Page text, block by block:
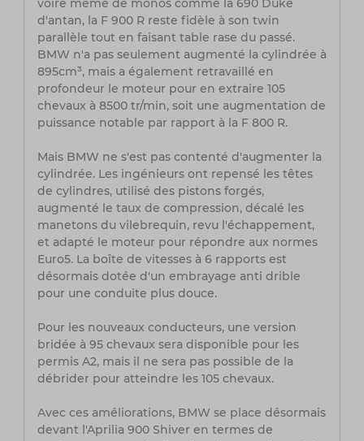
voire même de monos comme la 690 Duke
d'antan, la F 900 R reste fidèle à son twin
parallèle tout en faisant table rase du passé.
BMW n'a pas seulement augmenté la cylindrée à
895cm³, mais a également retravaillé en
profondeur le moteur pour en extraire 105
chevaux à 8500 tr/min, soit une augmentation de
puissance notable par rapport à la F 800 R.
Mais BMW ne s'est pas contenté d'augmenter la
cylindrée. Les ingénieurs ont repensé les têtes
de cylindres, utilisé des pistons forgés,
augmenté le taux de compression, décalé les
manetons du vilebrequin, revu l'échappement,
et adapté le moteur pour répondre aux normes
Euro5. La boîte de vitesses à 6 rapports est
désormais dotée d'un embrayage anti drible
pour une conduite plus douce.
Pour les nouveaux conducteurs, une version
bridée à 95 chevaux sera disponible pour les
permis A2, mais il ne sera pas possible de la
débrider pour atteindre les 105 chevaux.
Avec ces améliorations, BMW se place désormais
devant l'Aprilia 900 Shiver en termes de